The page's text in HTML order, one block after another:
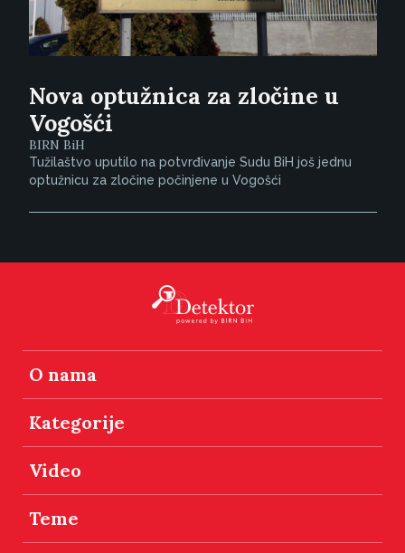
Nova optužnica za zločine u
Vogošći
BIRN BiH
Tužilaštvo uputilo na potvrđivanje Sudu BiH još jednu
optužnicu za zločine počinjene u Vogošći
O nama
Kategorije
Video
Teme